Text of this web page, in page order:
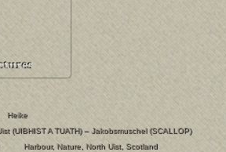
Heike
(UIBHIST A TUATH) – Jakobsmuschel (SCALLOP)
Harbour,Nature,North Uist,Scotland